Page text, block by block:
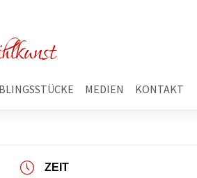
MEDIEN KONTAKT
ZEIT